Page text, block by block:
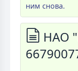
ним снова.
НАО